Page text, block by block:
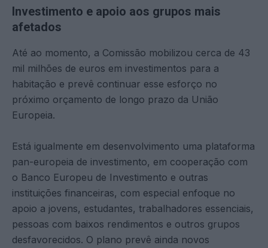
Investimento e apoio aos grupos mais
afetados
Até ao momento, a Comissão mobilizou cerca de 43
mil milhões de euros em investimentos para a
habitação e prevê continuar esse esforço no
próximo orçamento de longo prazo da União
Europeia.
Está igualmente em desenvolvimento uma plataforma
pan-europeia de investimento, em cooperação com
o Banco Europeu de Investimento e outras
instituições financeiras, com especial enfoque no
apoio a jovens, estudantes, trabalhadores essenciais,
pessoas com baixos rendimentos e outros grupos
desfavorecidos. O plano prevê ainda novos